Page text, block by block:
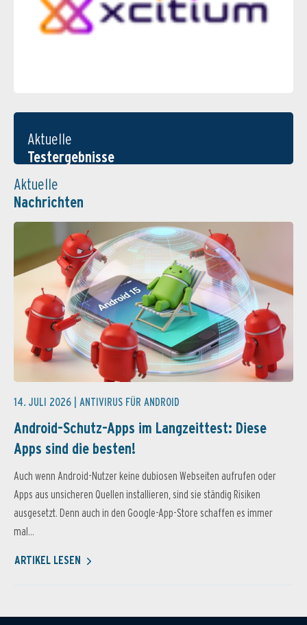
Aktuelle
Testergebnisse
Aktuelle
Nachrichten
14. JULI 2026 | ANTIVIRUS FÜR ANDROID
Android-Schutz-Apps im Langzeittest: Diese
Apps sind die besten!
Auch wenn Android-Nutzer keine dubiosen Webseiten aufrufen oder
Apps aus unsicheren Quellen installieren, sind sie ständig Risiken
ausgesetzt. Denn auch in den Google-App-Store schaffen es immer
mal...
ARTIKEL LESEN